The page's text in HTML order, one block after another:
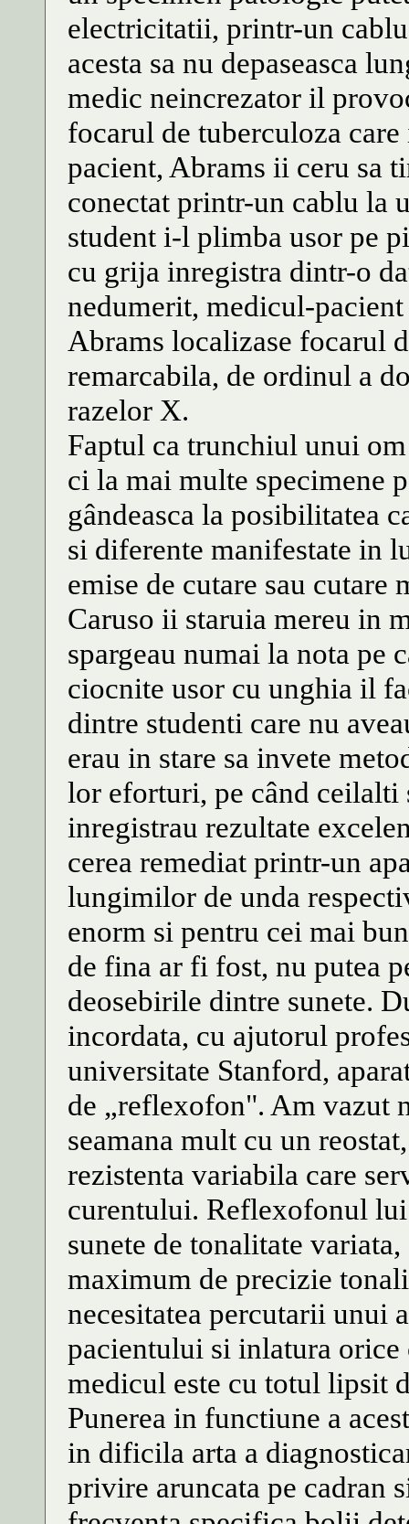
electricitatii, printr-un
acesta sa nu depaseasca
medic neincrezator il
focarul de tuberculoza
pacient, Abrams ii ceru sa
conectat printr-un cablu la
student i-l plimba usor pe
cu grija inregistra dintr-o
nedumerit, medicul-
Abrams localizase focarul
remarcabila, de ordinul a
razelor X.
Faptul ca trunchiul unui
ci la mai multe specimene
gândeasca la posibilitatea
si diferente manifestate in
emise de cutare sau
Caruso ii staruia mereu in
spargeau numai la nota pe
ciocnite usor cu unghia il
dintre studenti care nu
erau in stare sa invete
lor eforturi, pe când ceilalti
inregistrau rezultate
cerea remediat printr-un
lungimilor de unda
enorm si pentru cei mai
de fina ar fi fost, nu putea
deosebirile dintre sunete.
incordata, cu ajutorul
universitate Stanford,
de „reflexofon". Am vazut
seamana mult cu un
rezistenta variabila care
curentului. Reflexofonul lui
sunete de tonalitate
maximum de precizie
necesitatea percutarii unui
pacientului si inlatura orice
medicul este cu totul lipsit
Punerea in functiune a
in dificila arta a
privire aruncata pe cadran